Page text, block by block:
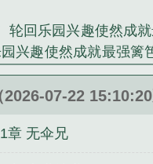
技法宗师、霸主单
求收藏。）（第一
创作的其他类小说。
轮回乐园兴趣使然成
兴趣使然成就最强篱
，星际战争怎么输 领
怖 校园修仙，从旮旯
祖传风水师笔记
07-22 15:10:20
章 无伞兄